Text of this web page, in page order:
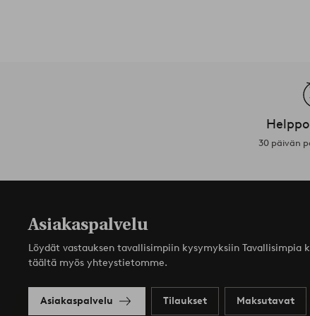
30 päivän
Asiakaspalvelu
Löydät vastauksen tavallisimpiin kysymyksiin Tavallisimpia
täältä myös yhteystietomme.
Asiakaspalvelu Tilaukset Maksutavat